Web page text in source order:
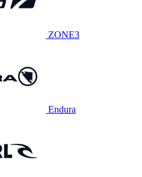
ZONE3
Endura